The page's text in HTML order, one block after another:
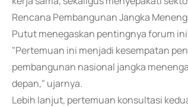
Rencana Pembangunan Jangka
Putut menegaskan pentingnya forum
"Pertemuan ini menjadi kesempatan
pembangunan nasional jangka
depan," ujarnya.
Lebih lanjut, pertemuan konsultasi